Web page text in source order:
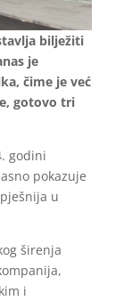
bilježiti
je
čime je već
gotovo tri
godini
pokazuje
u
širenja
i